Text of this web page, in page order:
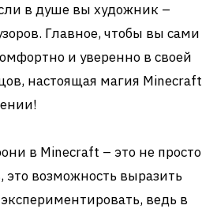
в душе вы художник –
Главное, чтобы вы сами
и уверенно в своей
настоящая магия Minecraft
в Minecraft – это не просто
это возможность выразить
ведь в